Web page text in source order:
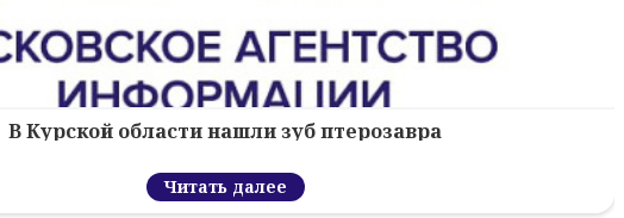
В Курской области нашли зуб птерозавра
Читать далее